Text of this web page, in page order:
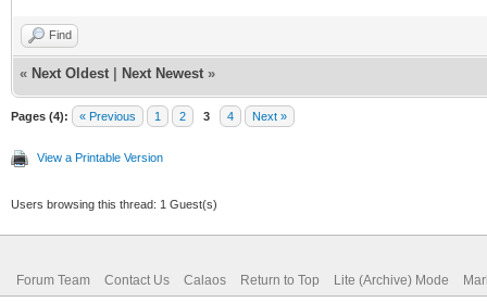
Find
« Next Oldest Next Newest »
Pages (4): « Previous 1 2 3 4 Next »
View a Printable Version
Users browsing this thread: 1 Guest(s)
Forum Team Contact Us Calaos Return to Top Lite (Archive) Mode